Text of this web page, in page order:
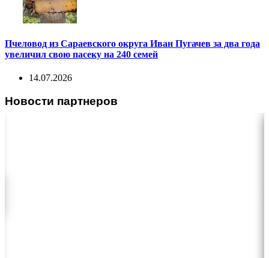
Пчеловод из Сараевского округа Иван Пугачев за два года
увеличил свою пасеку на 240 семей
14.07.2026
Новости партнеров